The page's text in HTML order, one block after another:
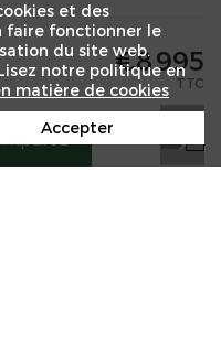
€8 995
TTC
et des
faire fonctionner le
du site web.
notre politique en
matière de cookies
Accepter